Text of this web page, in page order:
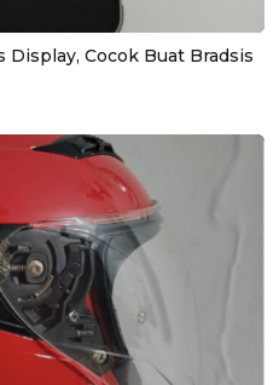
Display, Cocok Buat Bradsis